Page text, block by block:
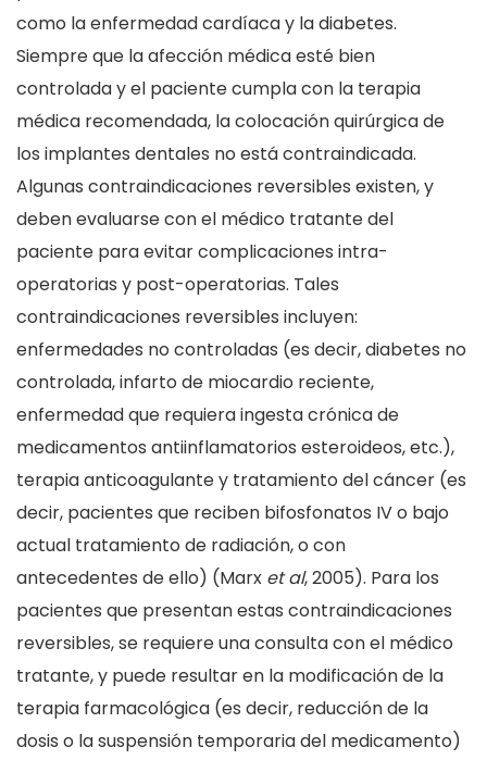
como la enfermedad cardíaca y la diabetes.
Siempre que la afección médica esté bien
controlada y el paciente cumpla con la terapia
médica recomendada, la colocación quirúrgica de
los implantes dentales no está contraindicada.
Algunas contraindicaciones reversibles existen, y
deben evaluarse con el médico tratante del
paciente para evitar complicaciones intra-
operatorias y post-operatorias. Tales
contraindicaciones reversibles incluyen:
enfermedades no controladas (es decir, diabetes no
controlada, infarto de miocardio reciente,
enfermedad que requiera ingesta crónica de
medicamentos antiinflamatorios esteroideos, etc.),
terapia anticoagulante y tratamiento del cáncer (es
decir, pacientes que reciben bifosfonatos IV o bajo
actual tratamiento de radiación, o con
antecedentes de ello) (Marx et al, 2005). Para los
pacientes que presentan estas contraindicaciones
reversibles, se requiere una consulta con el médico
tratante, y puede resultar en la modificación de la
terapia farmacológica (es decir, reducción de la
dosis o la suspensión temporaria del medicamento)